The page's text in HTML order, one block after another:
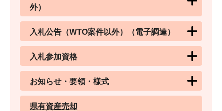
外）
入札公告（WTO案件以外）（電子調達）
入札参加資格
お知らせ・要領・様式
県有資産売却